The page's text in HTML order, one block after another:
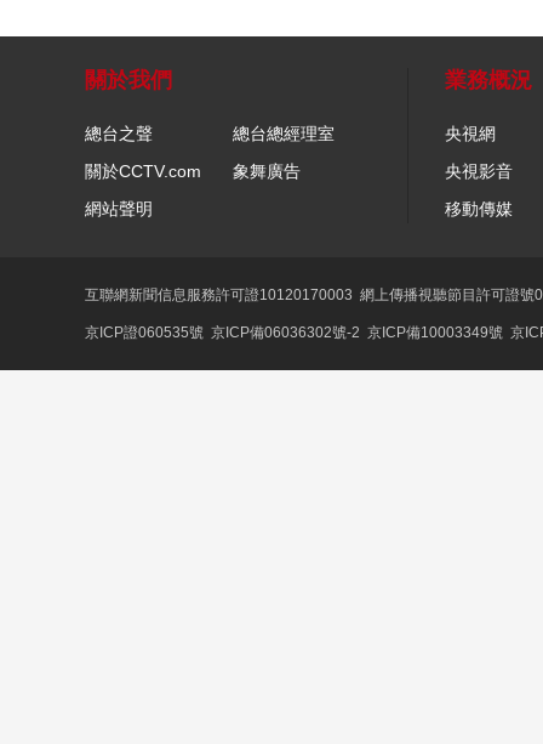
關於我們
總台之聲
總台總經理室
關於CCTV.com
象舞廣告
網站聲明
業務概況
央視網
央視影音
移動傳媒
互聯網新聞信息服務許可證10120170003 網上傳播視聽節目許可證
京ICP證060535號 京ICP備06036302號-2 京ICP備10003349號 京